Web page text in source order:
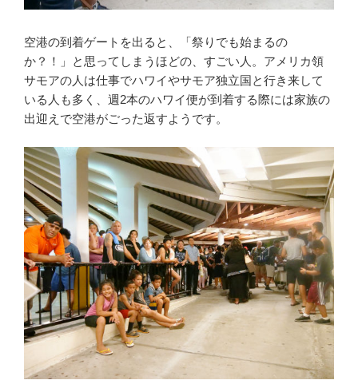
空港の到着ゲートを出ると、「祭りでも始まるの
か？！」と思ってしまうほどの、すごい人。アメリカ領
サモアの人は仕事でハワイやサモア独立国と行き来して
いる人も多く、週2本のハワイ便が到着する際には家族の
出迎えで空港がごった返すようです。